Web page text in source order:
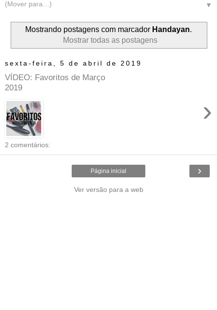
▼
Mostrando postagens com marcador Handayan.
Mostrar todas as postagens
sexta-feira, 5 de abril de 2019
VÍDEO: Favoritos de Março
2019
›
2 comentários:
›
Página inicial
Ver versão para a web